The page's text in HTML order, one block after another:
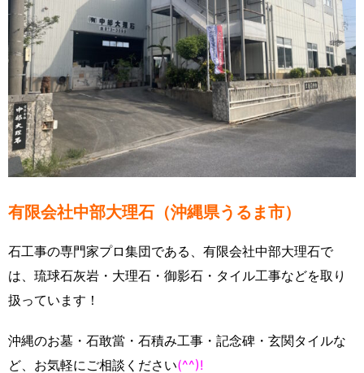
有限会社中部大理石（沖縄県うるま市）
石工事の専門家プロ集団である、有限会社中部大理石で
は、琉球石灰岩・大理石・御影石・タイル工事などを取り
扱っています！
沖縄のお墓・石敢當・石積み工事・記念碑・玄関タイルな
ど、お気軽にご相談ください(^^)!